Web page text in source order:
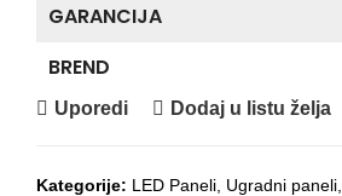
GARANCIJA
BREND
Uporedi
Dodaj u listu želja
Kategorije: LED Paneli Ugradni paneli